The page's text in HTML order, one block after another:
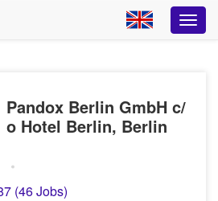
Pandox Berlin GmbH c/
o Hotel Berlin, Berlin
(46 Jobs)